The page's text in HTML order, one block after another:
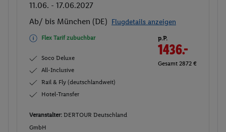
11.06. - 17.06.2027
Ab/ bis München (DE) Flugdetails anzeigen
Flex Tarif zubuchbar
Soco Deluxe
All-Inclusive
Rail & Fly (deutschlandweit)
Hotel-Transfer
p.P.
1436.-
Gesamt 2872 €
Veranstalter: DERTOUR Deutschland
GmbH